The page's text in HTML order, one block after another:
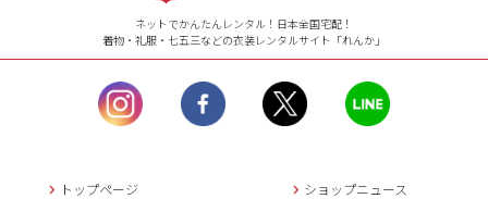
【お問い合わせ窓口（メー
ル）】10:00~17:00
土曜日、日曜日、臨
時休業日を除く。
営業時間外にいただ
ネットでかんたんレンタル！日本全国宅配！
着物・礼服・七五三などの衣装レンタルサイト「れんか」
トップページ ショップニュース